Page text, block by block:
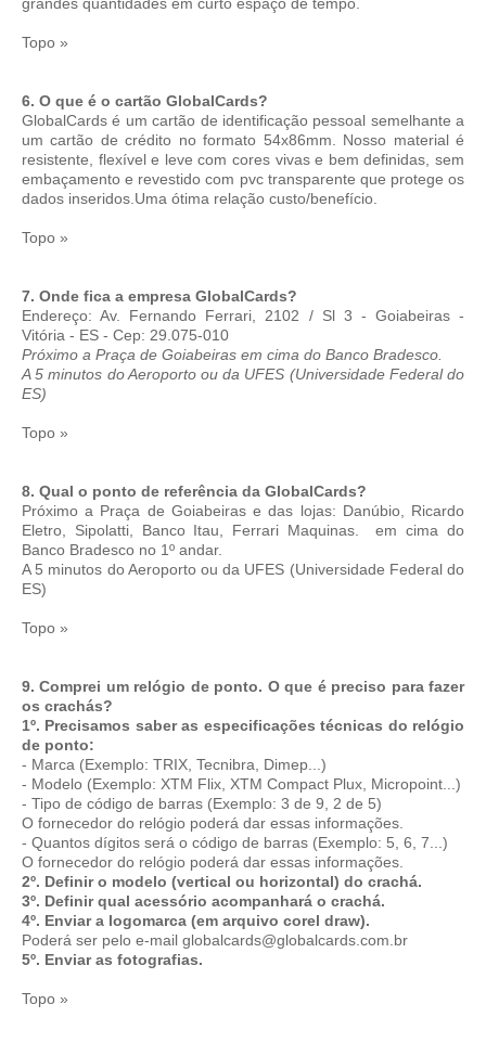
Topo »
6. O que é o cartão GlobalCards?
GlobalCards é um cartão de identificação pessoal semelhante a
um cartão de crédito no formato 54x86mm. Nosso material é
resistente, flexível e leve com cores vivas e bem definidas, sem
embaçamento e revestido com pvc transparente que protege os
dados inseridos.Uma ótima relação custo/benefício.
Topo »
7. Onde fica a empresa GlobalCards?
Endereço: Av. Fernando Ferrari, 2102 / Sl 3 - Goiabeiras -
Vitória - ES - Cep: 29.075-010
Próximo a Praça de Goiabeiras em cima do Banco Bradesco.
A 5 minutos do Aeroporto ou da UFES (Universidade Federal do
ES)
Topo »
8. Qual o ponto de referência da GlobalCards?
Próximo a Praça de Goiabeiras e das lojas: Danúbio, Ricardo
Eletro, Sipolatti, Banco Itau, Ferrari Maquinas.
em cima do
Banco Bradesco no 1º andar.
A 5 minutos do Aeroporto ou da UFES (Universidade Federal do
ES)
Topo »
9. Comprei um relógio de ponto. O que é preciso para fazer
os crachás?
1º. Precisamos saber as especificações técnicas do relógio
de ponto:
- Marca (Exemplo: TRIX, Tecnibra, Dimep...)
- Modelo (Exemplo: XTM Flix, XTM Compact Plux, Micropoint...)
- Tipo de código de barras (Exemplo: 3 de 9, 2 de 5)
O fornecedor do relógio poderá dar essas informações.
- Quantos dígitos será o código de barras (Exemplo: 5, 6, 7...)
O fornecedor do relógio poderá dar essas informações.
2º. Definir o modelo (vertical ou horizontal) do crachá.
3º. Definir qual acessório acompanhará o crachá.
4º. Enviar a logomarca (em arquivo corel draw).
Poderá ser pelo e-mail globalcards@globalcards.com.br
5º. Enviar as fotografias.
Topo »